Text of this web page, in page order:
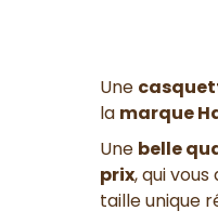
Une
la marque
Une belle
prix, qui
taille unique